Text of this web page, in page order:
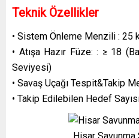
Teknik Özellikler
• Sistem Önleme Menzili : 25
• Atışa Hazır Füze: : ≥ 18
Seviyesi)
• Savaş Uçağı Tespit&Takip
• Takip Edilebilen Hedef
Hisar